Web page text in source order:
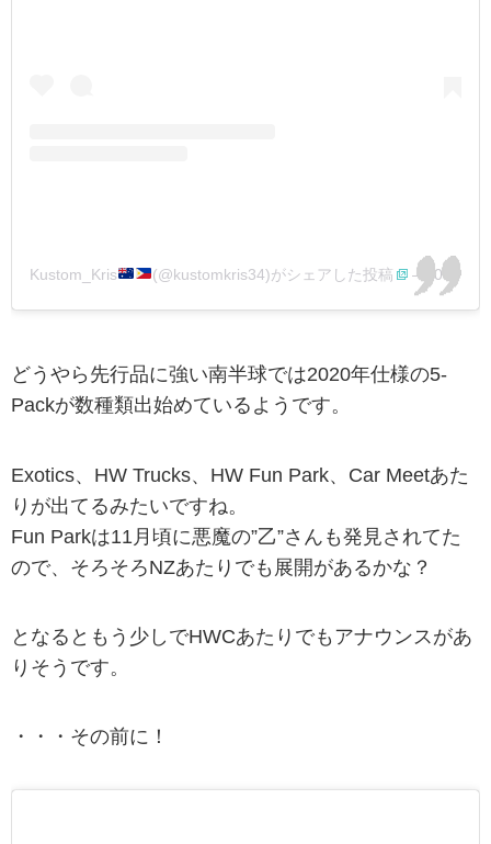
Kustom_Kris (@kustomkris34)がシェアした投稿 – 2019年12月月15日午後8時25分PST
どうやら先行品に強い南半球では2020年仕様の5-
Packが数種類出始めているようです。
Exotics、HW Trucks、HW Fun Park、Car Meetあた
りが出てるみたいですね。
Fun Parkは11月頃に悪魔の”乙”さんも発見されてた
ので、そろそろNZあたりでも展開があるかな？
となるともう少しでHWCあたりでもアナウンスがあ
りそうです。
・・・その前に！